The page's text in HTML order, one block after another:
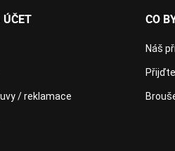
/ reklamace
CO
Náš